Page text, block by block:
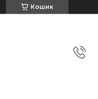
Кошик